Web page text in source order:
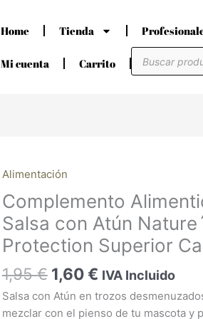
Home Tienda
Mi cuenta Carrito
Búsqueda
de
productos
Alimentación
Complemento
Salsa con Atún
Protection Superior
1,95€
El
precio
original
era:
1,95 €.
1,60€
precio
actual
es:
1,60 €.
IVA Incluido
Salsa con Atún en trozos
mezclar con el pienso de tu mascota y
Complemento
Alimenticio
en
Salsa
con
Nature
´s
Protection